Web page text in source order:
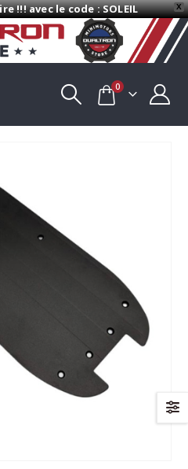
X
!!! avec le code : SOLEIL
0